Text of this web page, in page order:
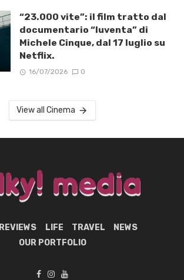
“23.000 vite”: il film tratto dal
documentario “Iuventa” di
Michele Cinque, dal 17 luglio su
Netflix.
16/07/2026 0
View all Cinema
REVIEWS LIFE TRAVEL
NEWS
OUR PORTFOLIO